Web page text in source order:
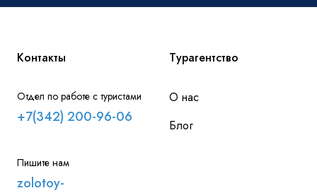
Контакты
Отдел по работе с туристами
+7(342) 200-96-06
Пишите нам
zolotoy-
Турагентство
О нас
Блог